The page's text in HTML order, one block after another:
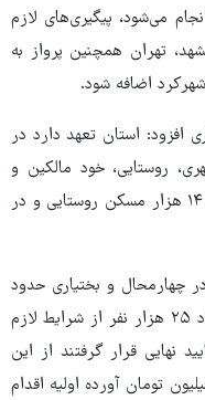
می‌شود، پیگیری‌های لازم
تهران همچنین پرواز به
اضافه شود.
افزود: استان تعهد دارد در
شهری، روستایی، خود مالکین و
بافت فرسوده را انجام دهد که حدود ۱۳ تا ۱۴ هزار مسکن روستایی و در
و بختیاری حدود
۸۳ هزار نفر ثبت‌نام کردند که از این تعداد ۲۵ هزار نفر از شرایط لازم
مورد تایید نهایی قرار گرفتند از این
نیز ۱۵ هزار نفر نسبت به واریز ۴۰ میلیون تومان آورده اولیه اقدام